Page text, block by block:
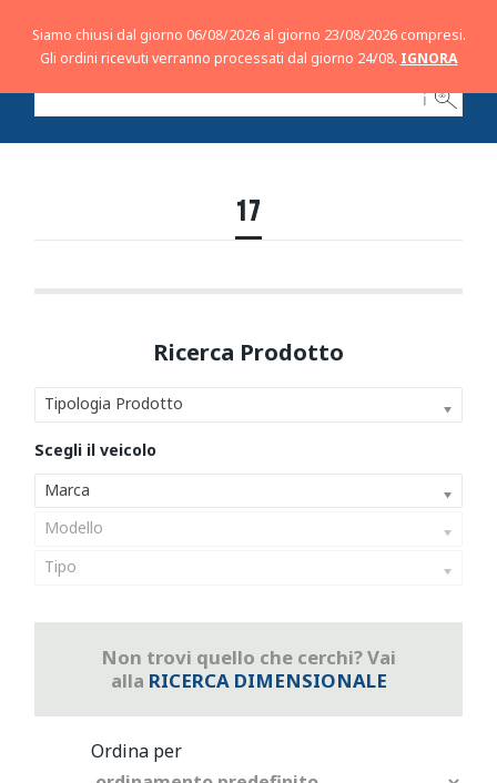
ℹ
17
Tipologia Prodotto
Marca
Modello
Tipo
Non trovi quello che cerchi? Vai
alla RICERCA DIMENSIONALE
Siamo chiusi dal giorno 06/08/2026 al giorno 23/08/2026 compresi.
Gli ordini ricevuti verranno processati dal giorno 24/08. IGNORA